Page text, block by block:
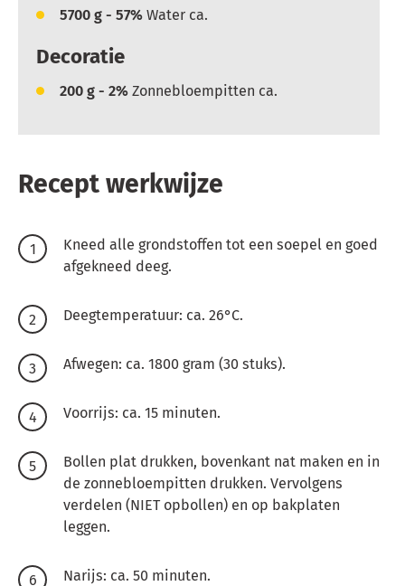
5700 g - 57% Water ca.
Decoratie
200 g - 2% Zonnebloempitten ca.
Recept werkwijze
Kneed alle grondstoffen tot een soepel en goed
afgekneed deeg.
Deegtemperatuur: ca. 26°C.
Afwegen: ca. 1800 gram (30 stuks).
Voorrijs: ca. 15 minuten.
Bollen plat drukken, bovenkant nat maken en in
de zonnebloempitten drukken. Vervolgens
verdelen (NIET opbollen) en op bakplaten
leggen.
Narijs: ca. 50 minuten.